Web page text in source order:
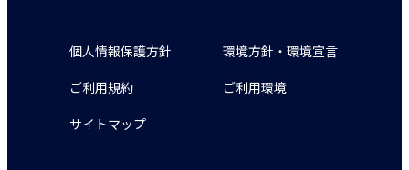
個人情報保護方針
環境方針・環境宣言
ご利用規約
ご利用環境
サイトマップ